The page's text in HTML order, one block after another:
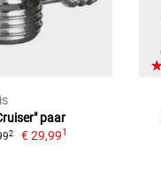
paar
2 € 29,991